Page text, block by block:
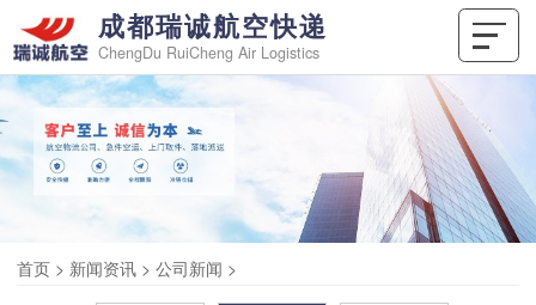
成都瑞诚航空快递
ChengDu RuiCheng Air Logistics
首页 > 新闻资讯 > 公司新闻 >